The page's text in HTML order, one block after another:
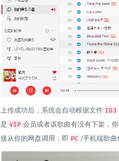
上传成功后，系统会自动根据文件 ID3
是 VIP 会员或者该歌曲有没有下架，
接从你的网盘调用，即 PC /手机端歌曲